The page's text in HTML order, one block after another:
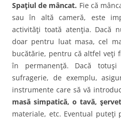
Spaţiul de mâncat. Fie că
sau în altă cameră, este
activităţi toată atenţia. Dacă
doar pentru luat masa, cel
bucătărie, pentru că altfel veţi
în permanenţă. Dacă
sufragerie, de exemplu,
instrumente care să vă
masă simpatică, o tavă,
materiale, etc. Eventual puteţi